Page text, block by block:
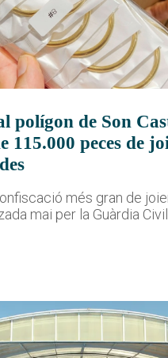
polígon de Son
115.000 peces de
més gran de
mai per la Guàrdia